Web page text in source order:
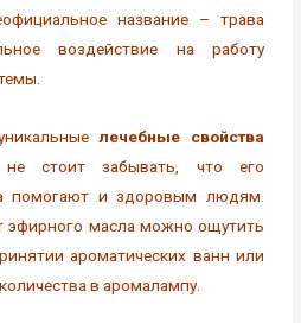
название – трава
воздействие на работу
лечебные свойства
не стоит забывать, что его
помогают и здоровым людям.
эфирного масла можно ощутить
ароматических ванн или
в аромалампу.